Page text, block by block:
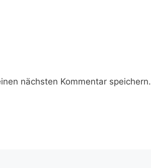
nächsten Kommentar speichern.